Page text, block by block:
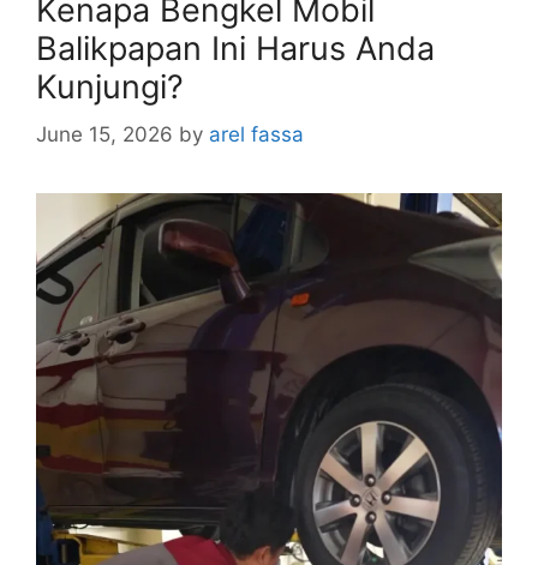
Kenapa Bengkel Mobil
Balikpapan Ini Harus Anda
Kunjungi?
June 15, 2026 by arel fassa